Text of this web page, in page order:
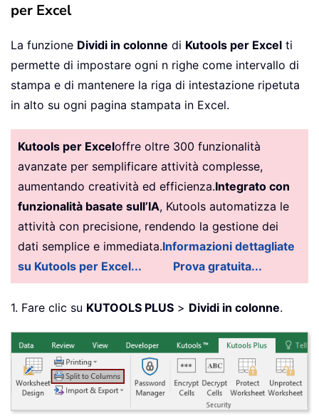
per Excel
La funzione Dividi in colonne di Kutools per Excel ti
permette di impostare ogni n righe come intervallo di
stampa e di mantenere la riga di intestazione ripetuta
in alto su ogni pagina stampata in Excel.
Kutools per Exceloffre oltre 300 funzionalità
avanzate per semplificare attività complesse,
aumentando creatività ed efficienza.Integrato con
funzionalità basate sull’IA, Kutools automatizza le
attività con precisione, rendendo la gestione dei
dati semplice e immediata.Informazioni dettagliate
su Kutools per Excel...
Prova gratuita...
1. Fare clic su KUTOOLS PLUS > Dividi in colonne.